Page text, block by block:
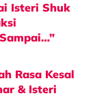
Isteri Shuk
Rasa Kesal
& Isteri